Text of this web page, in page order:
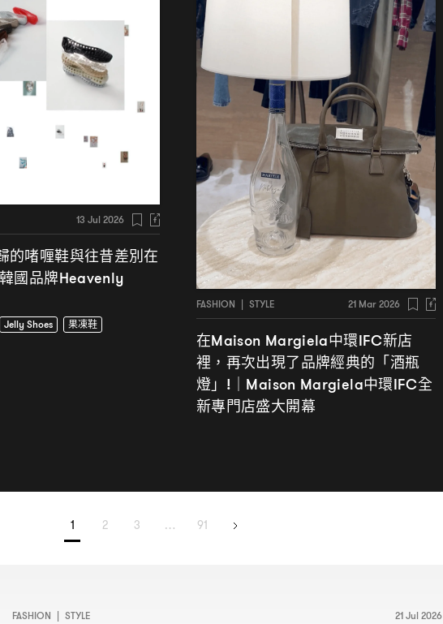
13 Jul 2026
的啫喱鞋與往昔差別在
國品牌Heavenly
Jelly Shoes 果凍鞋
FASHION | STYLE 21 Mar 2026
在Maison Margiela中環IFC新店
裡 ， 再次出現了品牌經典的「酒瓶
燈」 !｜Maison Margiela中環IFC全
新專門店盛大開幕
1 2 3 … 91
FASHION | STYLE 21 Jul 2026